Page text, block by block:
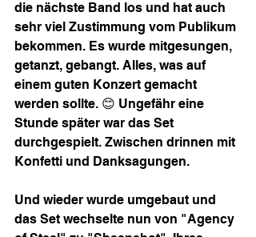
die nächste Band los und hat auch
sehr viel Zustimmung vom Publikum
bekommen. Es wurde mitgesungen,
getanzt, gebangt. Alles, was auf
einem guten Konzert gemacht
werden sollte. 😊 Ungefähr eine
Stunde später war das Set
durchgespielt. Zwischen drinnen mit
Konfetti und Danksagungen.
Und wieder wurde umgebaut und
das Set wechselte nun von "Agency